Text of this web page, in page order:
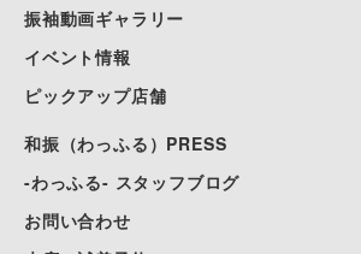
振袖動画ギャラリー
イベント情報
ピックアップ店舗
和振（わっふる）PRESS
-わっふる- スタッフブログ
お問い合わせ